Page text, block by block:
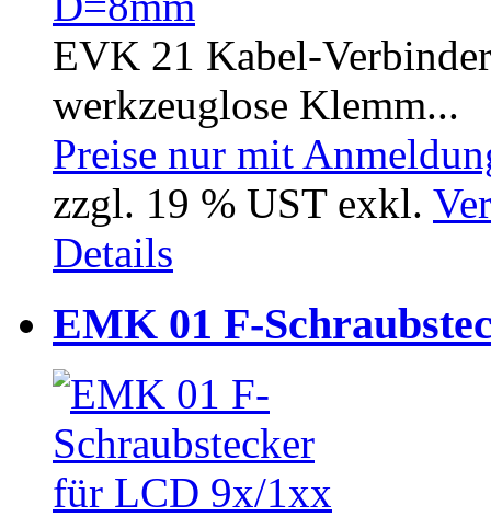
EVK 21 Kabel-
werkzeuglose Klemm...
Preise nur mit
zzgl. 19 % UST exkl.
Details
EMK 01 F-